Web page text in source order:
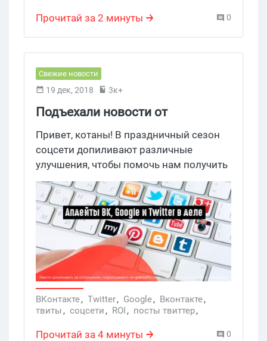
Прочитай за 2 минуты 0
Свежие новости
19 дек, 2018 3к+
Подъехали новости от
ВКонтакте, Google Ads и Twitter
Привет, котаны! В праздничный сезон
соцсети допиливают различные
улучшения, чтобы помочь нам получить
больше профита. Не всегда это у них
получается, но что есть, то есть. Вот на
днях ВК позволил добавлять ссылку на
сайт в карточку товара. А Google
запустил 2 новинки, призванные
увеличить ROI в праздничный сезон.
Давайте разбираться, что к чему.
ВКонтакте, Twitter, Google, Вконтакте,
твиты, соцсети, ROI, посты твиттер,
медийные кампании
Прочитай за 4 минуты 0